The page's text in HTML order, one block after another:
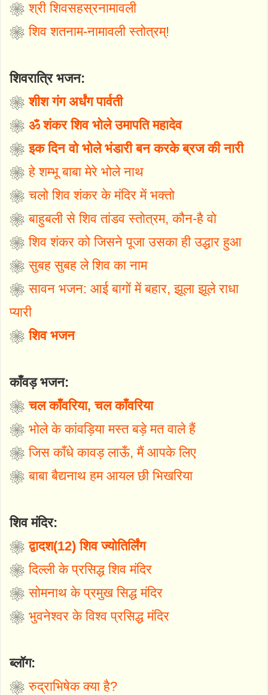
❀श्री शिवसहस्रनामावली
❀शिव शतनाम-नामावली स्तोत्रम्!
शिवरात्रि भजन:
❀शीश गंग अर्धंग पार्वती
❀ ॐ शंकर शिव भोले उमापति महादेव
❀इक दिन वो भोले भंडारी बन करके ब्रज की नारी
❀हे शम्भू बाबा मेरे भोले नाथ
❀चलो शिव शंकर के मंदिर में भक्तो
❀बाहुबली से शिव तांडव स्तोत्रम, कौन-है वो
❀शिव शंकर को जिसने पूजा उसका ही उद्धार हुआ
❀सुबह सुबह ले शिव का नाम
❀सावन भजन: आई बागों में बहार, झूला झूले राधा
प्यारी
❀शिव भजन
काँवड़ भजन:
❀चल काँवरिया, चल काँवरिया
❀ भोले के कांवड़िया मस्त बड़े मत वाले हैं
❀जिस काँधे कावड़ लाऊँ, मैं आपके लिए
❀बाबा बैद्यनाथ हम आयल छी भिखरिया
शिव मंदिर:
❀द्वादश(12) शिव ज्योतिर्लिंग
❀दिल्ली के प्रसिद्ध शिव मंदिर
❀सोमनाथ के प्रमुख सिद्ध मंदिर
❀ भुवनेश्वर के विश्व प्रसिद्ध मंदिर
ब्लॉग:
❀रुद्राभिषेक क्या है?